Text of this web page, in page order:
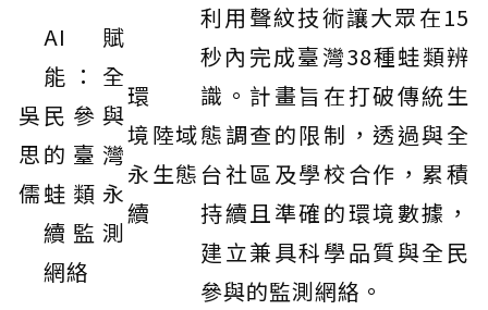
吳
思
儒
AI賦
能：全
民參與
的臺灣
蛙類永
續監測
網絡
環
境
永
續
陸域
生態
利用聲紋技術讓大眾在15
秒內完成臺灣38種蛙類辨
識。計畫旨在打破傳統生
態調查的限制，透過與全
台社區及學校合作，累積
持續且準確的環境數據，
建立兼具科學品質與全民
參與的監測網絡。